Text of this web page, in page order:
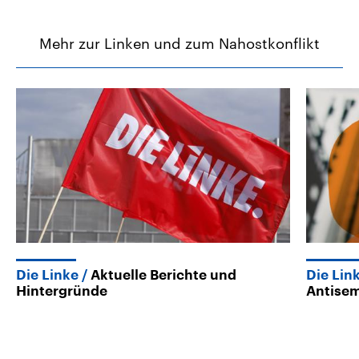
Mehr zur Linken und zum Nahostkonflikt
Die Linke
Aktuelle Berichte und
Hintergründe
Die